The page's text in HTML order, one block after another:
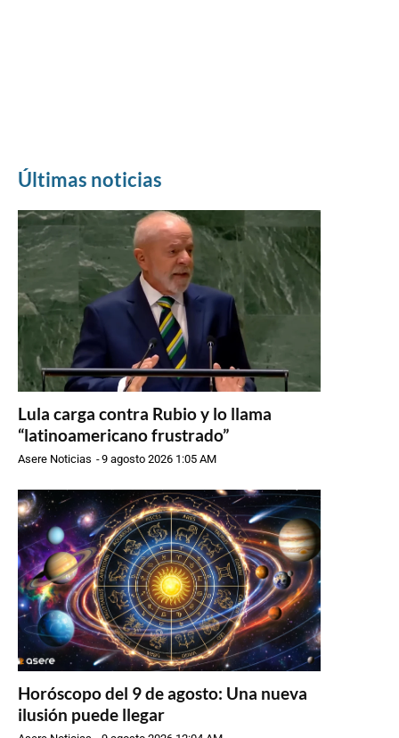
Últimas noticias
Lula carga contra Rubio y lo llama
“latinoamericano frustrado”
Asere Noticias -9 agosto 2026 1:05 AM
Horóscopo del 9 de agosto: Una nueva
ilusión puede llegar